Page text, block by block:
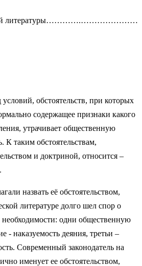
литературы………….…………………
обстоятельств, при которых
содержащее признаки какого
утрачивает общественную
К таким обстоятельствам,
и доктриной, относится –
назвать её обстоятельством,
литературе долго шел спор о
одни общественную
- наказуемость деяния, третьи –
Современный законодатель на
именует ее обстоятельством,